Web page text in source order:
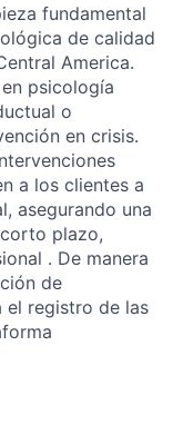
fundamental
de calidad
America.
psicología
o
en crisis.
a los clientes a
asegurando una
plazo,
. De manera
de
el registro de las